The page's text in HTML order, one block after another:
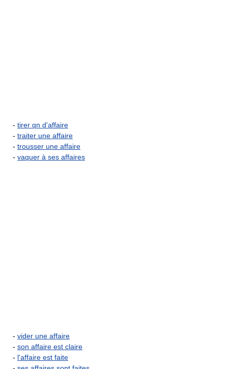
- tirer qn d'affaire
- traiter une affaire
- trousser une affaire
- vaquer à ses affaires
- vider une affaire
- son affaire est claire
- l'affaire est faite